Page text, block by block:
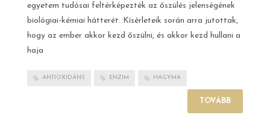
egyetem tudósai feltérképezték az őszülés jelenségének
biológiai-kémiai hátterét. Kísérleteik során arra jutottak,
hogy az ember akkor kezd őszülni, és akkor kezd hullani a
haja
ANTIOXIDÁNS ENZIM HAGYMA
TOVÁBB